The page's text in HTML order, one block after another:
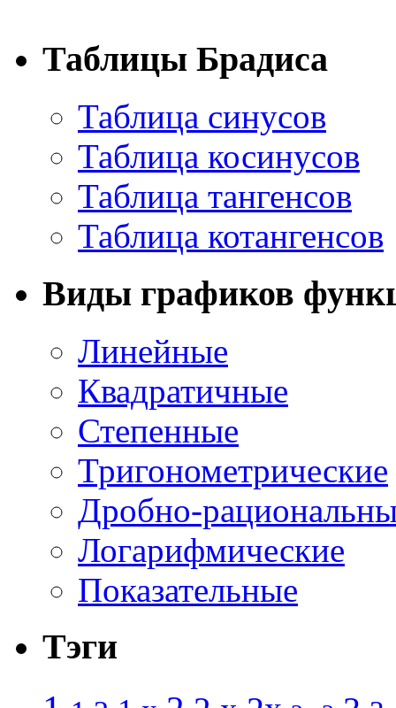
Таблицы Брадиса
Таблица синусов
Таблица косинусов
Таблица тангенсов
Таблица котангенсов
Виды графиков
Линейные
Квадратичные
Степенные
Тригонометрические
Дробно-
Логарифмические
Показательные
Тэги